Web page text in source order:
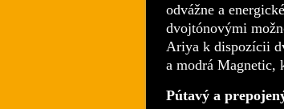
odvážne a
dvojtónovými
Ariya k dispozícii
a modrá Magnetic,
Pútavý a